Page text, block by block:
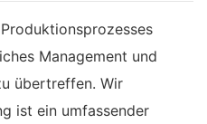
Management und
übertreffen. Wir
ist ein umfassender